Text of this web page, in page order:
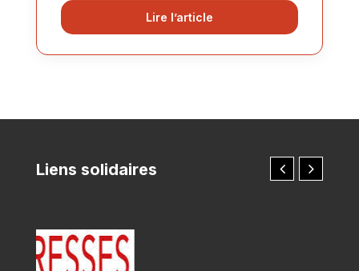
Lire l’article
Liens solidaires